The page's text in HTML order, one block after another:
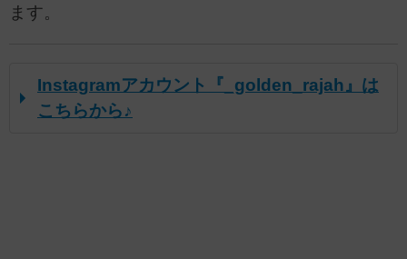
ます。
Instagramアカウント『_golden_rajah』は
こちらから♪